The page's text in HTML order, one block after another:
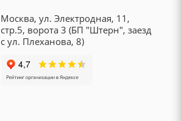
Москва, ул. Электродная, 11,
стр.5, ворота 3 (БП "Штерн", заезд
с ул. Плеханова, 8)